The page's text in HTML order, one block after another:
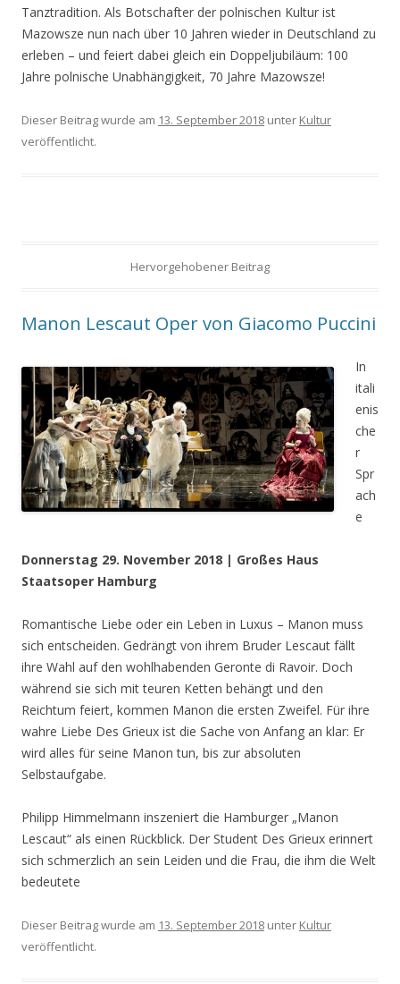
Tanztradition. Als Botschafter der polnischen Kultur ist
Mazowsze nun nach über 10 Jahren wieder in Deutschland zu
erleben – und feiert dabei gleich ein Doppeljubiläum: 100
Jahre polnische Unabhängigkeit, 70 Jahre Mazowsze!
Dieser Beitrag wurde am 13. September 2018 unter Kultur
veröffentlicht.
Hervorgehobener Beitrag
Manon Lescaut Oper von Giacomo Puccini
In
itali
enis
che
r
Spr
ach
e
Donnerstag 29. November 2018 | Großes Haus
Staatsoper Hamburg
Romantische Liebe oder ein Leben in Luxus – Manon muss
sich entscheiden. Gedrängt von ihrem Bruder Lescaut fällt
ihre Wahl auf den wohlhabenden Geronte di Ravoir. Doch
während sie sich mit teuren Ketten behängt und den
Reichtum feiert, kommen Manon die ersten Zweifel. Für ihre
wahre Liebe Des Grieux ist die Sache von Anfang an klar: Er
wird alles für seine Manon tun, bis zur absoluten
Selbstaufgabe.
Philipp Himmelmann inszeniert die Hamburger „Manon
Lescaut“ als einen Rückblick. Der Student Des Grieux erinnert
sich schmerzlich an sein Leiden und die Frau, die ihm die Welt
bedeutete
Dieser Beitrag wurde am 13. September 2018 unter Kultur
veröffentlicht.